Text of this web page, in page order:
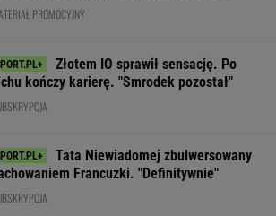
PROMOCYJNY
Złotem IO sprawił sensację. Po
kończy karierę. "Smrodek pozostał"
Tata Niewiadomej zbulwersowany
Francuzki. "Definitywnie"